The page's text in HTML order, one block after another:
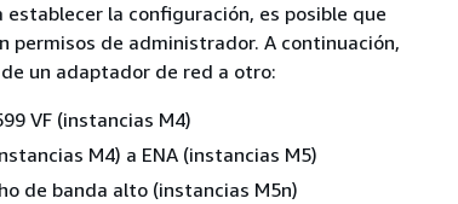
la configuración, es posible que
permisos de administrador. A continuación,
un adaptador de red a otro:
VF (instancias M4)
M4) a ENA (instancias M5)
de banda alto (instancias M5n)